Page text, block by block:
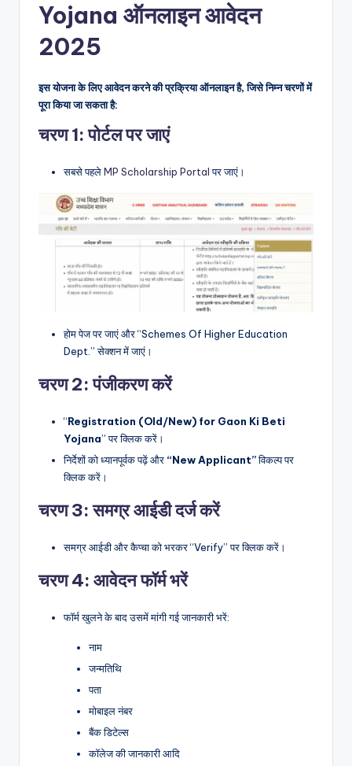
Yojana ऑनलाइन आवेदन
2025
इस योजना के लिए आवेदन करने की प्रक्रिया ऑनलाइन है, जिसे निम्न चरणों में
पूरा किया जा सकता है:
चरण 1: पोर्टल पर जाएं
सबसे पहलेMP Scholarship Portalपर जाएं।
होम पेज पर जाएं और “Schemes Of Higher Education
Dept.” सेक्शन में जाएं।
चरण 2: पंजीकरण करें
“Registration (Old/New) for Gaon Ki Beti
Yojana” पर क्लिक करें।
निर्देशों को ध्यानपूर्वक पढ़ें और “New Applicant”विकल्प पर
क्लिक करें।
चरण 3: समग्र आईडी दर्ज करें
समग्र आईडी और कैप्चा को भरकर “Verify” पर क्लिक करें।
चरण 4: आवेदन फॉर्म भरें
फॉर्म खुलने के बाद उसमें मांगी गई जानकारी भरें:
नाम
जन्मतिथि
पता
मोबाइल नंबर
बैंक डिटेल्स
कॉलेज की जानकारी आदि